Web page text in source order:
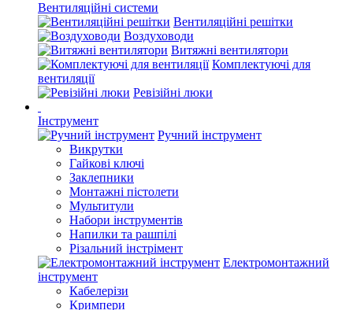
Вентиляційні системи
Вентиляційні решітки
Воздуховоди
Витяжні вентилятори
Комплектуючі для
вентиляції
Ревізійні люки
Інструмент
Ручний інструмент
Викрутки
Гайкові ключі
Заклепники
Монтажні пістолети
Мультитули
Набори інструментів
Напилки та рашпілі
Різальний інстрімент
Електромонтажний
інструмент
Кабелерізи
Кримпери